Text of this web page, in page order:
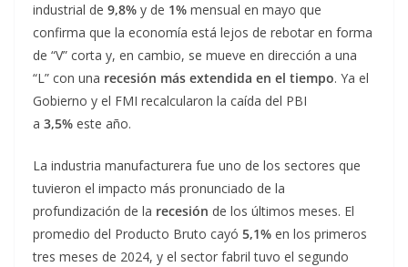
industrial de 9,8% y de 1% mensual en mayo que
confirma que la economía está lejos de rebotar en forma
de “V” corta y, en cambio, se mueve en dirección a una
“L” con una recesión más extendida en el tiempo. Ya el
Gobierno y el FMI recalcularon la caída del PBI
a 3,5% este año.
La industria manufacturera fue uno de los sectores que
tuvieron el impacto más pronunciado de la
profundización de la recesión de los últimos meses. El
promedio del Producto Bruto cayó 5,1% en los primeros
tres meses de 2024, y el sector fabril tuvo el segundo